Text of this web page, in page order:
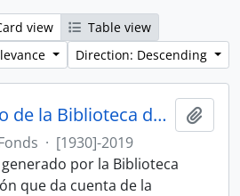
view
Table view
Direction: Descending
Archivo Histórico de la Biblioteca del Museo
· [1930]-2019
por la Biblioteca
que da cuenta de la